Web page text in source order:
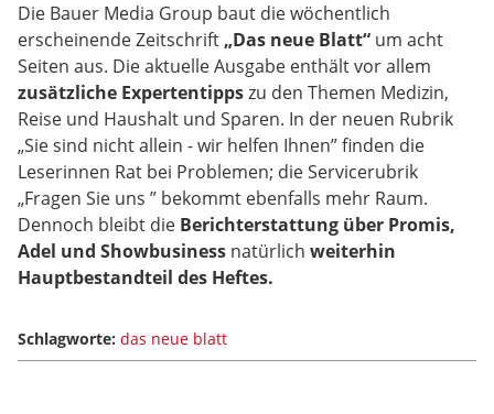
Die Bauer Media Group baut die wöchentlich
erscheinende Zeitschrift „Das neue Blatt“ um acht
Seiten aus. Die aktuelle Ausgabe enthält vor allem
zusätzliche Expertentippszu den Themen Medizin,
Reise und Haushalt und Sparen. In der neuen Rubrik
„Sie sind nicht allein - wir helfen Ihnen” finden die
Leserinnen Rat bei Problemen; die Servicerubrik
„Fragen Sie uns ” bekommt ebenfalls mehr Raum.
Dennoch bleibt die Berichterstattung über Promis,
Adel und Showbusiness natürlich weiterhin
Hauptbestandteil des Heftes.
Schlagworte: das neue blatt